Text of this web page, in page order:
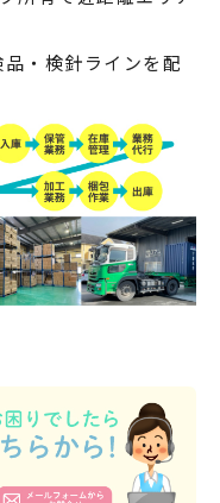
・検針ラインを配